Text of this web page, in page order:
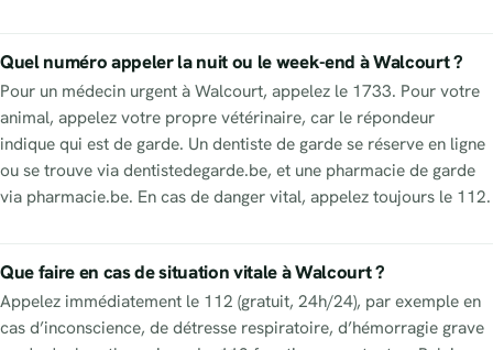
Quel numéro appeler la nuit ou le week-end à Walcourt ?
Pour un médecin urgent à Walcourt, appelez le 1733. Pour votre
animal, appelez votre propre vétérinaire, car le répondeur
indique qui est de garde. Un dentiste de garde se réserve en ligne
ou se trouve via dentistedegarde.be, et une pharmacie de garde
via pharmacie.be. En cas de danger vital, appelez toujours le 112.
Que faire en cas de situation vitale à Walcourt ?
Appelez immédiatement le 112 (gratuit, 24h/24), par exemple en
cas d’inconscience, de détresse respiratoire, d’hémorragie grave